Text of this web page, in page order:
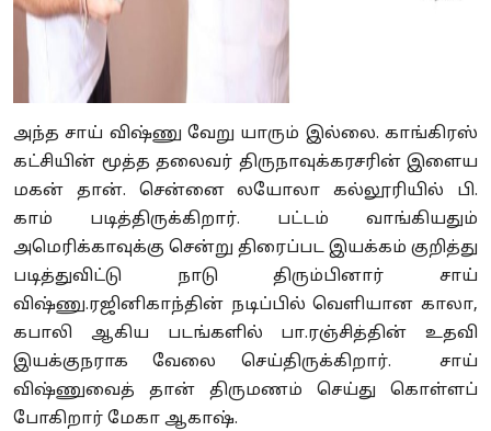
அந்த சாய் விஷ்ணு வேறு யாரும் இல்லை. காங்கிரஸ்
கட்சியின் மூத்த தலைவர் திருநாவுக்கரசரின் இளைய
மகன் தான். சென்னை லயோலா கல்லூரியில் பி.
காம் படித்திருக்கிறார். பட்டம் வாங்கியதும்
அமெரிக்காவுக்கு சென்று திரைப்பட இயக்கம் குறித்து
படித்துவிட்டு நாடு திரும்பினார் சாய்
விஷ்ணு.ரஜினிகாந்தின் நடிப்பில் வெளியான காலா,
கபாலி ஆகிய படங்களில் பா.ரஞ்சித்தின் உதவி
இயக்குநராக வேலை செய்திருக்கிறார். சாய்
விஷ்ணுவைத் தான் திருமணம் செய்து கொள்ளப்
போகிறார் மேகா ஆகாஷ்.